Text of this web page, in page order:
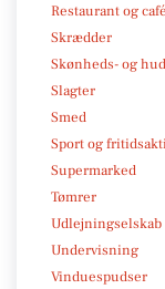
Restaurant og café
Skrædder
Skønheds- og
Slagter
Smed
Sport og
Supermarked
Tømrer
Udlejningselskab
Undervisning
Vinduespudser